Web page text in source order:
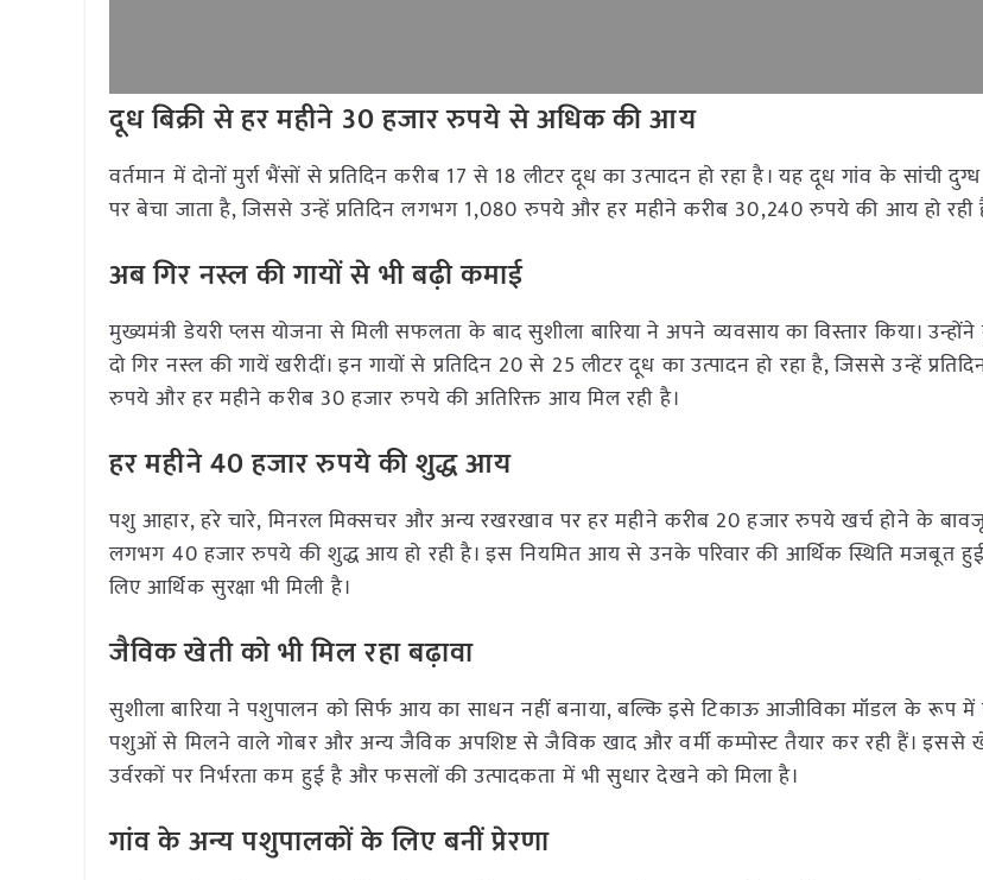
दूध बिक्री से हर महीने 30 हजार रुपये से अधिक की आय
वर्तमान में दोनों मुर्रा भैंसों से प्रतिदिन करीब 17 से 18 लीटर दूध का उत्पादन हो रहा है। यह दूध गांव के सांची
पर बेचा जाता है, जिससे उन्हें प्रतिदिन लगभग 1,080 रुपये और हर महीने करीब 30,240 रुपये की आय हो रही
अब गिर नस्ल की गायों से भी बढ़ी कमाई
मुख्यमंत्री डेयरी प्लस योजना से मिली सफलता के बाद सुशीला बारिया ने अपने व्यवसाय का विस्तार किया।
दो गिर नस्ल की गायें खरीदीं। इन गायों से प्रतिदिन 20 से 25 लीटर दूध का उत्पादन हो रहा है, जिससे उन्हें
रुपये और हर महीने करीब 30 हजार रुपये की अतिरिक्त आय मिल रही है।
हर महीने 40 हजार रुपये की शुद्ध आय
पशु आहार, हरे चारे, मिनरल मिक्सचर और अन्य रखरखाव पर हर महीने करीब 20 हजार रुपये खर्च होने के
लगभग 40 हजार रुपये की शुद्ध आय हो रही है। इस नियमित आय से उनके परिवार की आर्थिक स्थिति मजबूत
लिए आर्थिक सुरक्षा भी मिली है।
जैविक खेती को भी मिल रहा बढ़ावा
सुशीला बारिया ने पशुपालन को सिर्फ आय का साधन नहीं बनाया, बल्कि इसे टिकाऊ आजीविका मॉडल के रूप में
पशुओं से मिलने वाले गोबर और अन्य जैविक अपशिष्ट से जैविक खाद और वर्मी कम्पोस्ट तैयार कर रही हैं। इससे
उर्वरकों पर निर्भरता कम हुई है और फसलों की उत्पादकता में भी सुधार देखने को मिला है।
गांव के अन्य पशुपालकों के लिए बनीं प्रेरणा